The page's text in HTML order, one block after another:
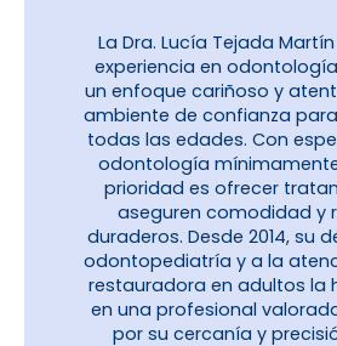
todas las edades. Con
odontología
prioridad es ofrecer
aseguren comodidad y
duraderos. Desde 2014, su
odontopediatría y a la
restauradora en adultos la
en una profesional
por su cercanía y
consulta.